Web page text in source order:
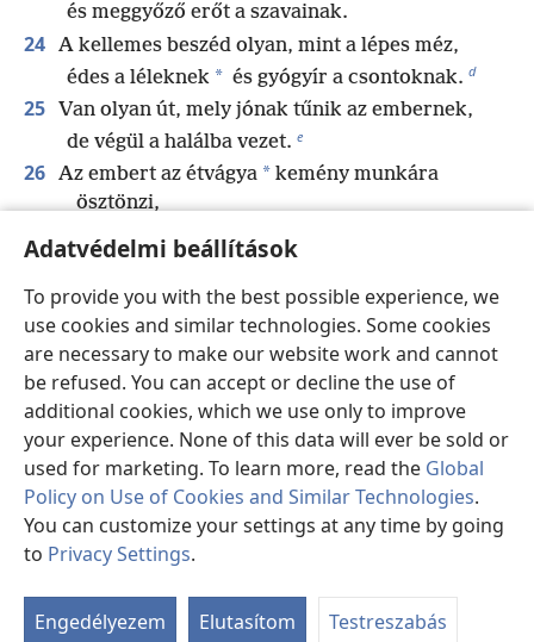
Adatvédelmi beállítások
To provide you with the best possible experience, we
use cookies and similar technologies. Some cookies
are necessary to make our website work and cannot
be refused. You can accept or decline the use of
additional cookies, which we use only to improve
your experience. None of this data will ever be sold or
used for marketing. To learn more, read the Global
Policy on Use of Cookies and Similar Technologies.
You can customize your settings at any time by going
to Privacy Settings.
Engedélyezem Elutasítom Testreszabás
és meggyőző erőt a szavainak.
24 A kellemes beszéd olyan, mint a lépes méz,
édes a léleknek * és gyógyír a csontoknak. d
25 Van olyan út, mely jónak tűnik az embernek,
de végül a halálba vezet. e
26 Az embert az étvágya * kemény munkára
ösztönzi,
mert az éhsége
* erre kényszeríti.
és a beszéde olyan, mint a perzselő tűz. h
28 A bajkeverő * viszályt szít, i
és a rágalmazó elválasztja egymástól a jó
barátokat. j
29
Az erőszakos ember rosszra csábítja az
embertársát,
és tévútra vezeti.
30 Kacsint szemével, miközben rosszat forral,
összeszorítja a száját, és véghez viszi a
31 Ékes * korona az ősz haj,